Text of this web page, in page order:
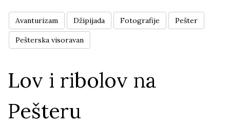
Avanturizam Džipijada Fotografije Pešter
Pešterska visoravan
Lov i ribolov na
Pešteru